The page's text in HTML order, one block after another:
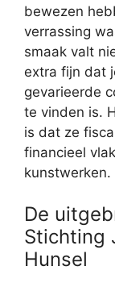
bewezen
verrassing
smaak valt
extra fijn dat
gevarieerde
te vinden is.
is dat ze
financieel
kunstwerken.
De
Stichting
Hunsel